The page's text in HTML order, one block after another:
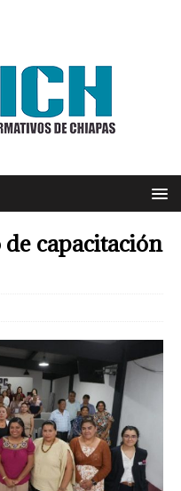
capacitación